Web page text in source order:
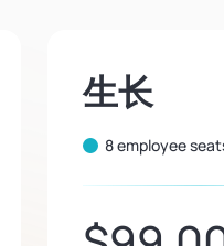
生长
8 employee